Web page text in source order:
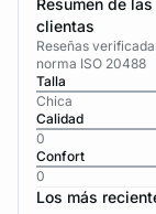
Resumen de
clientas
Reseñas
norma ISO 20488
Talla
Chica
Calidad
0
Confort
0
Los más